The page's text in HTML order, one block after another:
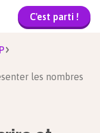
C'est parti !
les nombres